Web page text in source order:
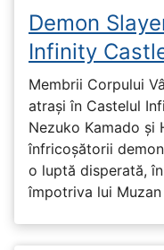
Demon
Infinity
Membrii Corpului
atrași în Castelul
Nezuko Kamado și
înfricoșătorii
o luptă disperată,
împotriva lui